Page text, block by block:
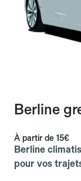
Berline
À partir de 15€
Berline
pour vos